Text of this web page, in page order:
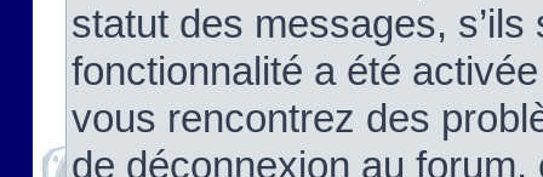
statut des messages,
fonctionnalité a été
vous rencontrez des
de déconnexion au